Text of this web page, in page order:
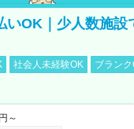
いOK｜少人数施設
社会人未経験OK
ブラン
～